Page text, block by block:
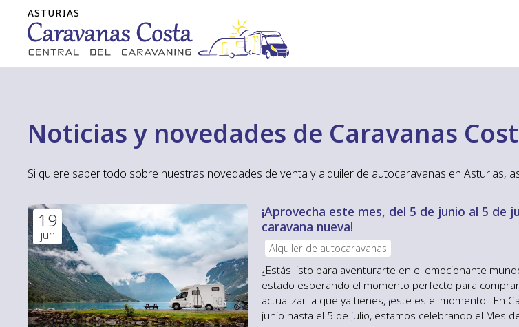
Noticias y novedades de Caravanas
Si quiere saber todo sobre nuestras novedades de venta y alquiler de autocaravanas en Asturias,
19
jun
¡Aprovecha este mes, del 5 de junio al 5 de
caravana nueva!
Alquiler de autocaravanas
¿Estás listo para aventurarte en el emocionante
estado esperando el momento perfecto para
actualizar la que ya tienes, ¡este es el momento! En
junio hasta el 5 de julio, estamos celebrando el Mes